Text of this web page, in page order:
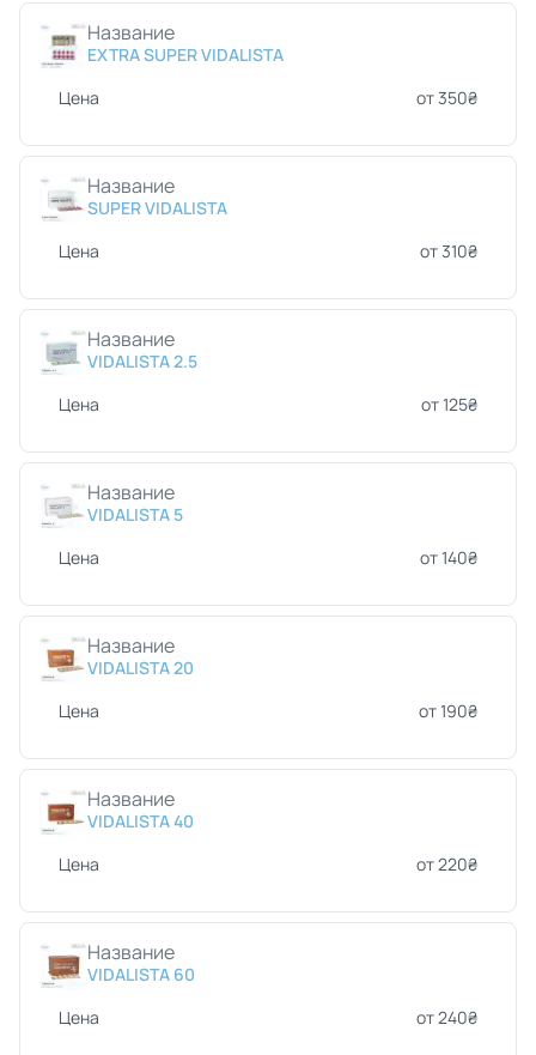
Название
EXTRA SUPER VIDALISTA
Цена
от 350₴
Название
SUPER VIDALISTA
Цена
от 310₴
Название
VIDALISTA 2.5
Цена
от 125₴
Название
VIDALISTA 5
Цена
от 140₴
Название
VIDALISTA 20
Цена
от 190₴
Название
VIDALISTA 40
Цена
от 220₴
Название
VIDALISTA 60
Цена
от 240₴